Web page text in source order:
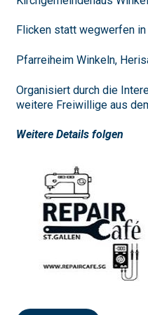
Flicken statt wegwerfen
Pfarreiheim Winkeln,
Organisiert durch die
weitere Freiwillige aus
Weitere Details folgen